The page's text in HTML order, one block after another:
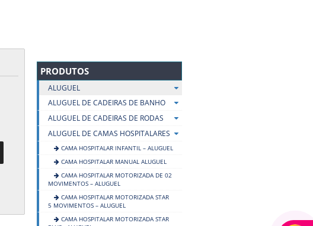
PRODUTOS
ALUGUEL
ALUGUEL DE CADEIRAS DE BANHO
ALUGUEL DE CADEIRAS DE RODAS
ALUGUEL DE CAMAS HOSPITALARES
CAMA HOSPITALAR INFANTIL – ALUGUEL
CAMA HOSPITALAR MANUAL ALUGUEL
CAMA HOSPITALAR MOTORIZADA DE 02
MOVIMENTOS – ALUGUEL
CAMA HOSPITALAR MOTORIZADA STAR
5 MOVIMENTOS – ALUGUEL
CAMA HOSPITALAR MOTORIZADA STAR